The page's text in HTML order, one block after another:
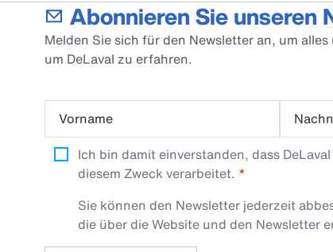
Abonnieren Sie unseren
Melden Sie sich für den Newsletter an, um
um DeLaval zu erfahren.
Vorname
Ich bin damit einverstanden, dass
diesem Zweck verarbeitet.
Sie können den Newsletter jederzeit
die über die Website und den Newsletter